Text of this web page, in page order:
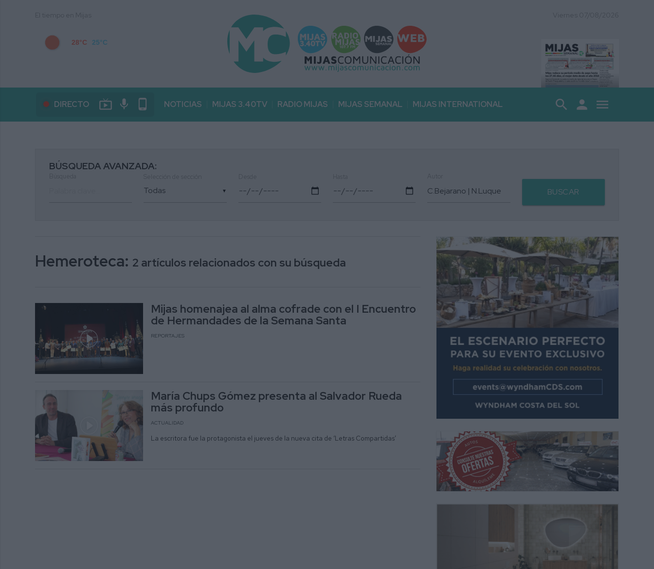
28°C 25°C
DIRECTO live_tv mic phone_android NOTICIAS MIJAS 3.40TV RADIO MIJAS MIJAS SEMANAL MIJAS INTERNATIONAL search person menu
BÚSQUEDA AVANZADA:
▼ BUSCAR
Hemeroteca: 2 artículos relacionados con su búsqueda
Mijas homenajea al alma cofrade con el I Encuentro
de Hermandades de la Semana Santa
REPORTAJES
María Chups Gómez presenta al Salvador Rueda
más profundo
ACTUALIDAD
La escritora fue la protagonista el jueves de la nueva cita de ‘Letras Compartidas’